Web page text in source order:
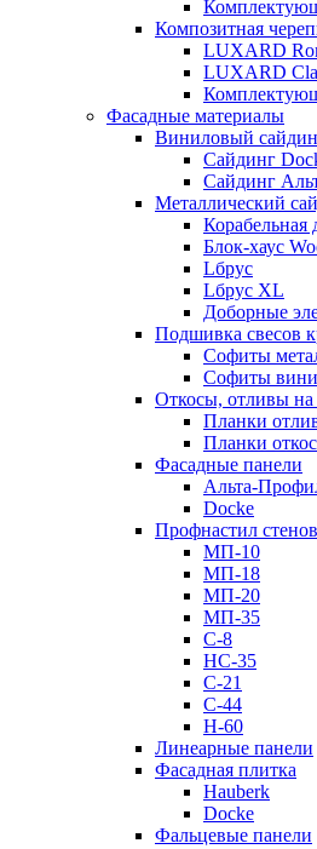
Композитная
LUXARD
LUXARD
Фасадные материалы
Виниловый
Сайдинг
Сайдинг
Металлический
Корабельная
Блок-хаус
Lбрус
Lбрус XL
Доборные
Подшивка свесов
Софиты
Софиты
Откосы, отливы на
Планки
Планки
Фасадные панели
Альта-
Docke
Профнастил
МП-10
МП-18
МП-20
МП-35
С-8
НС-35
С-21
С-44
Н-60
Линеарные панели
Фасадная плитка
Hauberk
Docke
Фальцевые панели